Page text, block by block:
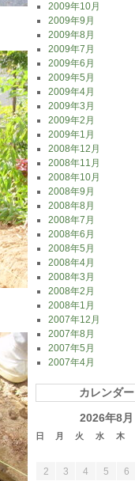
2009年10月
2009年9月
2009年8月
2009年7月
2009年6月
2009年5月
2009年4月
2009年3月
2009年2月
2009年1月
2008年12月
2008年11月
2008年10月
2008年9月
2008年8月
2008年7月
2008年6月
2008年5月
2008年4月
2008年3月
2008年2月
2008年1月
2007年12月
2007年8月
2007年5月
2007年4月
カレンダー
2026年8月
日 月 火 水 木
2
3 4 5 6